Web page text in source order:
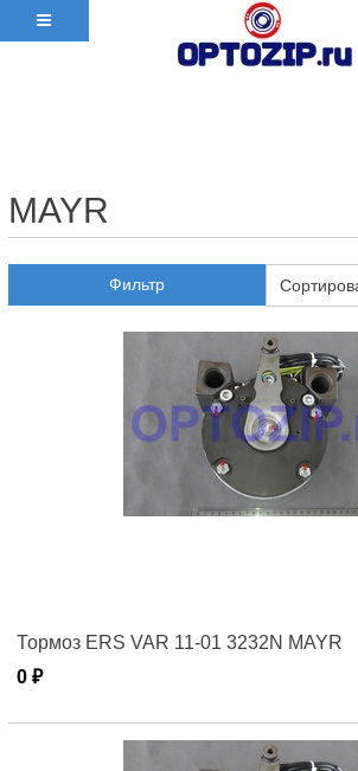
MAYR
Фильтр
Тормоз ERS VAR 11-01 3232N MAYR
0 ₽